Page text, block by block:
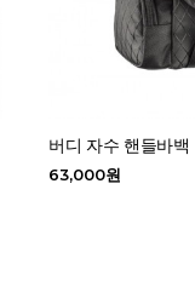
버디 자수 핸들바
63,000원